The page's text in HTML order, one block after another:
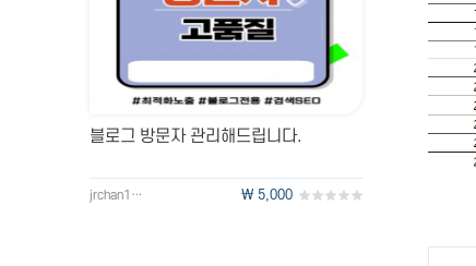
블로그 방문자 관리해드립니다.
jrchan127 \ 5,000